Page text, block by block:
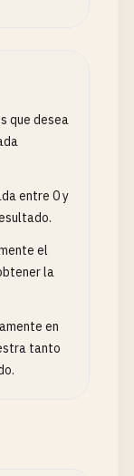
que desea
entre 0 y
el
la
en
tanto